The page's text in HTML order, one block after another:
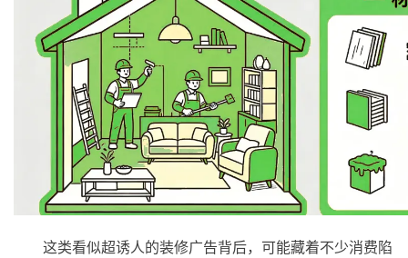
这类看似超诱人的装修广告背后，可能藏着不少消费陷